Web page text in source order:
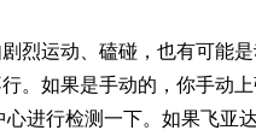
烈运动、磕碰，也有可能
。如果是手动的，你手动
进行检测一下。如果飞亚